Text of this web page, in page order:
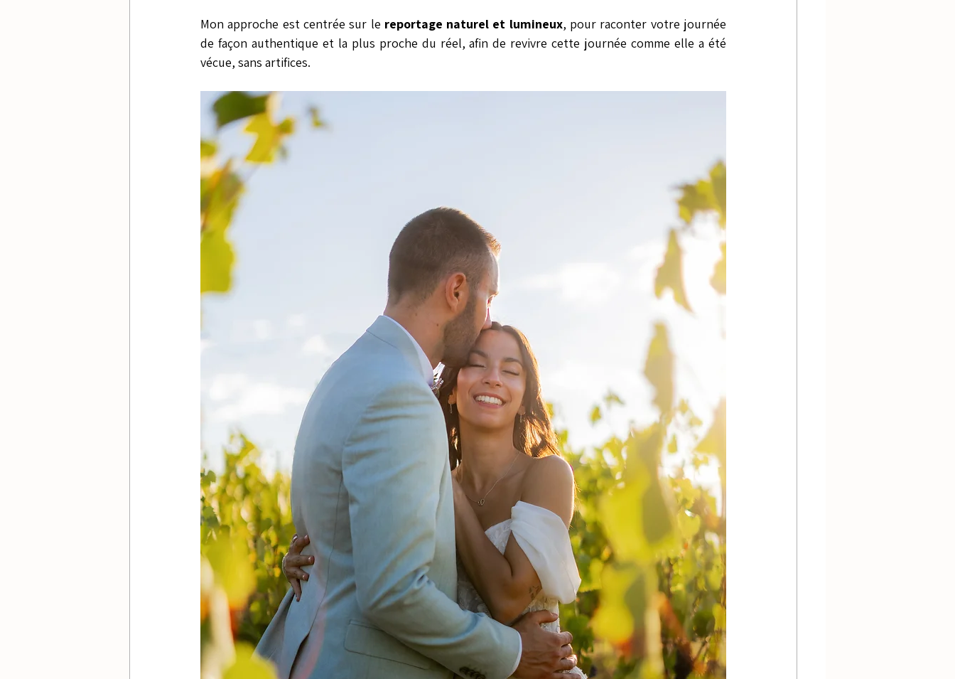
Mon approche est centrée sur le reportage naturel et lumineux, pour raconter votre journée
de façon authentique et la plus proche du réel, afin de revivre cette journée comme elle a été
vécue, sans artifices.